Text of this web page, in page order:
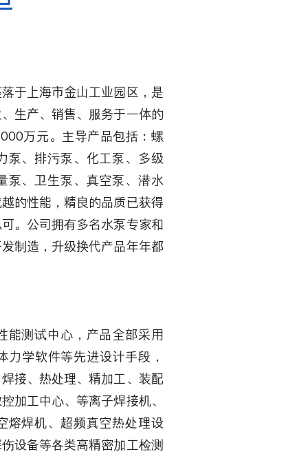
于上海市金山工业园区，是
生产、销售、服务于一体的
万元。主导产品包括：螺
泵、排污泵、化工泵、多级
泵、卫生泵、真空泵、潜水
的性能，精良的品质已获得
。公司拥有多名水泵专家和
制造，升级换代产品年年都
能测试中心，产品全部采用
力学软件等先进设计手段，
接、热处理、精加工、装配
加工中心、等离子焊接机、
熔焊机、超频真空热处理设
设备等各类高精密加工检测